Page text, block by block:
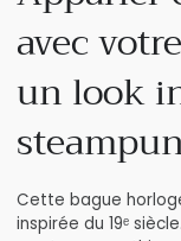
avec
un look
Cette bague
inspirée du 19ᵉ